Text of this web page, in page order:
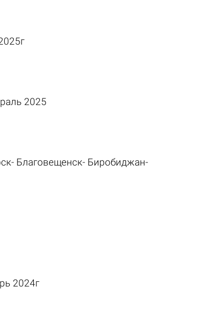
2025
Благовещенск- Биробиджан-
2024г